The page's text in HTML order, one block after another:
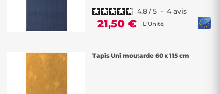
4.8/5 - 4 avis
21,50 € L'Unité
Tapis Uni moutarde 60 x 115 cm